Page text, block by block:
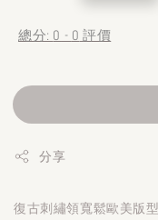
總分: 0 - 0 評價
分享
復古刺繡領寬鬆歐美版